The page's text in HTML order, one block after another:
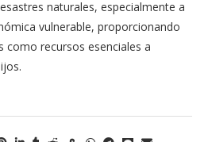
naturales, especialmente a
vulnerable, proporcionando
como recursos esenciales a